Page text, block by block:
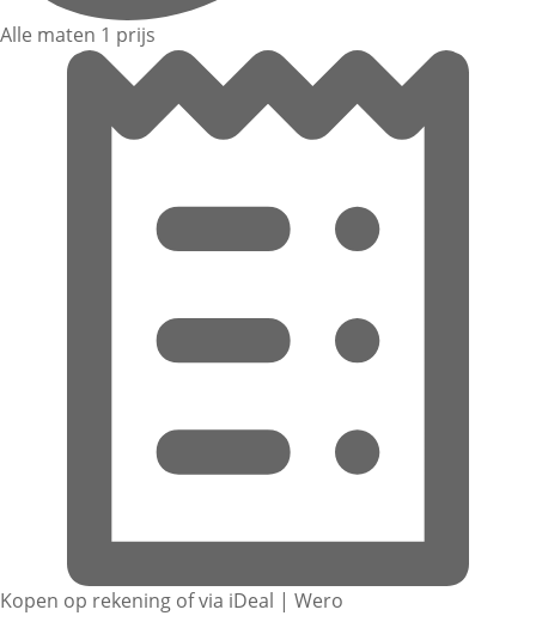
Alle maten 1 prijs
Kopen op rekening of via iDeal | Wero